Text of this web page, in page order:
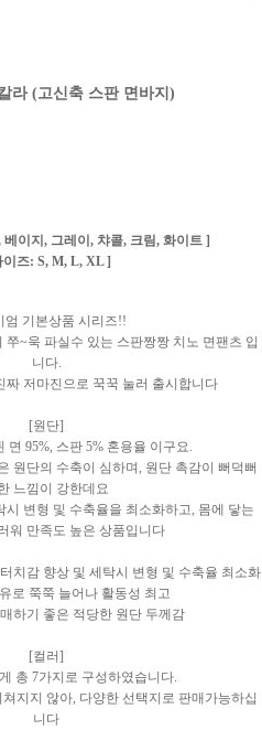
라 (고신축 스판 면바지)
이지, 그레이, 챠콜, 크림, 화이트 ]
이즈: S, M, L, XL ]
엄 기본상품 시리즈!!
쭈~욱 파실수 있는 스판짱짱 치노 면팬츠 입
니다.
짜 저마진으로 꾹꾹 눌러 출시합니다
[원단]
면 95%, 스판 5% 혼용율 이구요.
원단의 수축이 심하며, 원단 촉감이 뻐덕뻐
느낌이 강한데요
시 변형 및 수축율을 최소화하고, 몸에 닿는
워 만족도 높은 상품입니다
치감 향상 및 세탁시 변형 및 수축율 최소화
로 쭉쭉 늘어나 활동성 최고
하기 좋은 적당한 원단 두께감
[컬러]
총 7가지로 구성하였습니다.
지지 않아, 다양한 선택지로 판매가능하십
니다